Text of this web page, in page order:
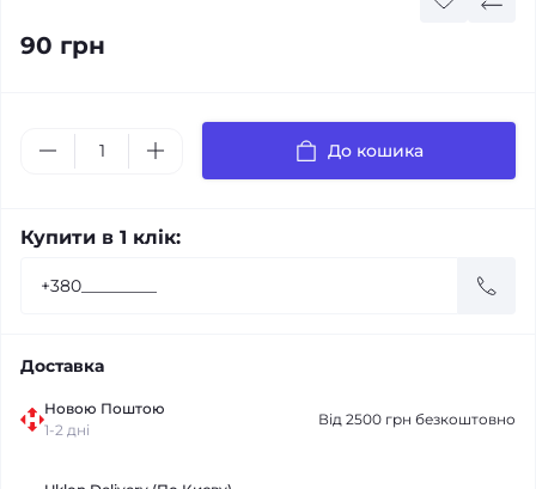
90 грн
До кошика
Купити в 1 клік:
Доставка
Новою Поштою
1-2 дні
Від 2500 грн безкоштовно